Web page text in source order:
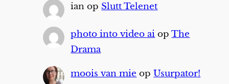
ian op Slutt Telenet
photo into video ai opThe
Drama
moois van mie opUsurpator!